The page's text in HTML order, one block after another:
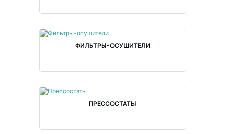
ФИЛЬТРЫ-ОСУШИТЕЛИ
ПРЕССОСТАТЫ